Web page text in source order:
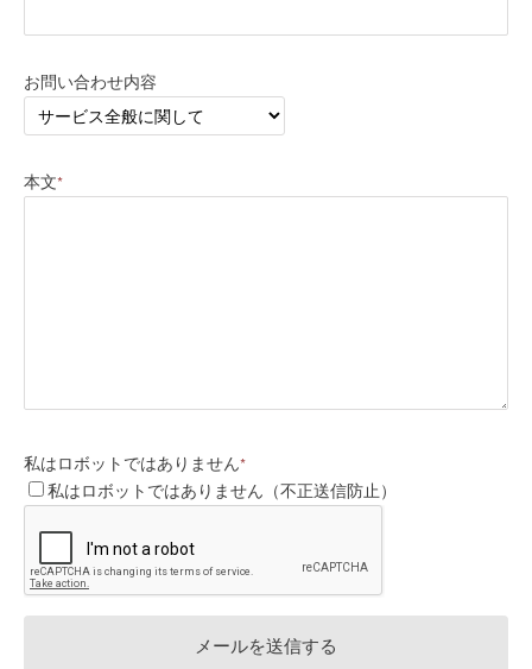
お問い合わせ内容
本文*
私はロボットではありません*
私はロボットではありません（不正送信防止）